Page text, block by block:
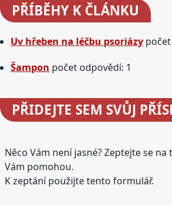
PŘÍBĚHY K ČLÁNKU
Uv hřeben na léčbu psoriázy
Šampon počet odpovědí: 1
PŘIDEJTE SEM SVŮJ
Něco Vám není jasné? Zeptejte se
Vám pomohou.
K zeptání použijte tento formulář.